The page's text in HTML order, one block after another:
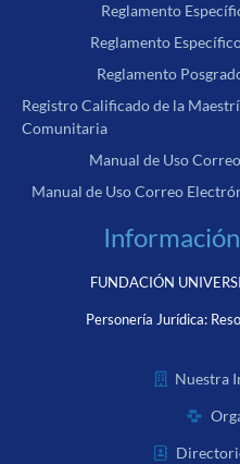
Reglamento
Reglamento
Reglamento
Registro Calificado de la
Comunitaria
Manual de Uso
Manual de Uso Correo
FUNDACIÓN
Personería Jurídica:
Nuestra